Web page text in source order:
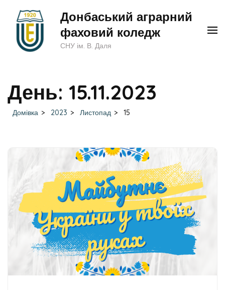
(натисніть
Донбаський аграрний
фаховий коледж
СНУ ім. В. Даля
День: 15.11.2023
Домівка > 2023 > Листопад > 15